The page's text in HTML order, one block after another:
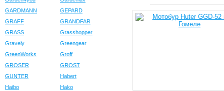
GARDMANN
GEPARD
GRAFF
GRANDFAR
GRASS
Grasshopper
Gravely
Greengear
GreenWorks
Groff
GROSER
GROST
GUNTER
Habert
Haibo
Hako